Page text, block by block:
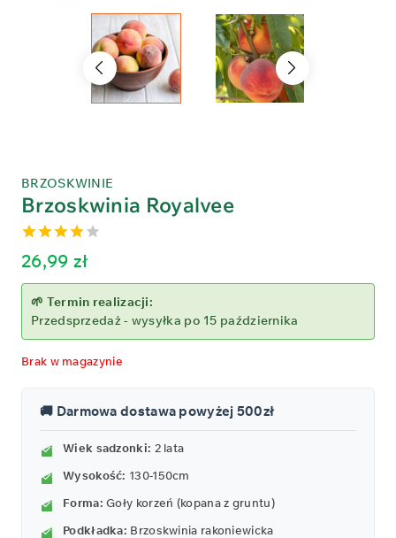
BRZOSKWINIE
Brzoskwinia Royalvee
4.00out
of 5
26,99 zł
🌱 Termin realizacji:
Przedsprzedaż - wysyłka po 15 października
Brak w magazynie
🚚 Darmowa dostawa powyżej 500zł
Wiek sadzonki: 2 lata
Wysokość: 130-150cm
Forma: Goły korzeń (kopana z gruntu)
Podkładka: Brzoskwinia rakoniewicka